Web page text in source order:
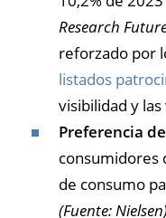
Research
reforzado por
listados
visibilidad y
Preferencia
consumidores
de consumo
(Fuente: